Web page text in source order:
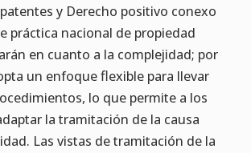
y Derecho positivo conexo
práctica nacional de propiedad
en cuanto a la complejidad; por
un enfoque flexible para llevar
lo que permite a los
la tramitación de la causa
Las vistas de tramitación de la